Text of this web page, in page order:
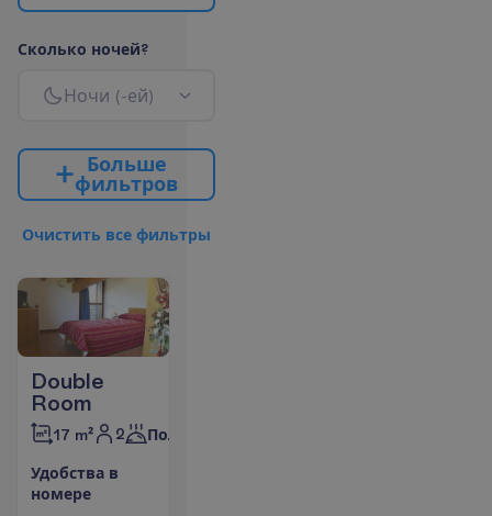
Сколько ночей?
Ночи (-ей)
Больше
фильтров
Очистить все фильтры
Double
Room
17 m² 2 Полупансион
Удобства в
номере